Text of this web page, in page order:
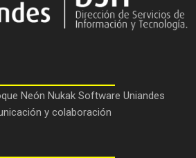
Neón Nukak Software Uniandes
y colaboración